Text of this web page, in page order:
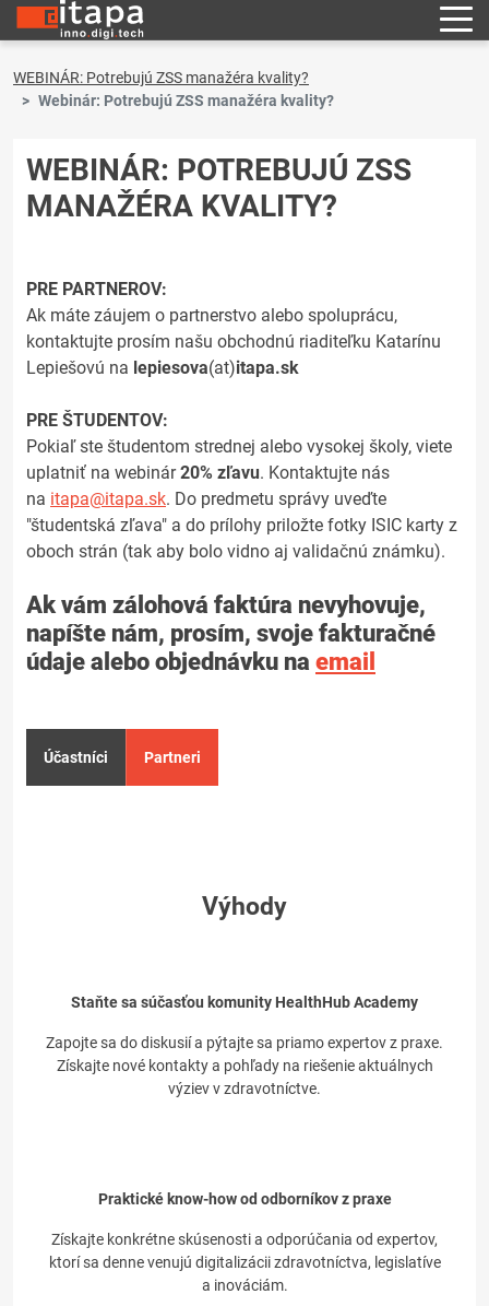
WEBINÁR: Potrebujú ZSS manažéra kvality?
Webinár: Potrebujú ZSS manažéra kvality?
WEBINÁR: POTREBUJÚ ZSS
MANAŽÉRA KVALITY?
PRE PARTNEROV:
Ak máte záujem o partnerstvo alebo spoluprácu,
kontaktujte prosím našu obchodnú riaditeľku Katarínu
Lepiešovú na lepiesova(at)itapa.sk
PRE ŠTUDENTOV:
Pokiaľ ste študentom strednej alebo vysokej školy, viete
uplatniť na webinár20% zľavu. Kontaktujte nás
na itapa@itapa.sk. Do predmetu správy uveďte
"študentská zľava" a do prílohy priložte fotky ISIC karty z
oboch strán (tak aby bolo vidno aj validačnú známku).
Ak vám zálohová faktúra nevyhovuje,
napíšte nám, prosím, svoje fakturačné
údaje alebo objednávku na email
Účastníci Partneri
Výhody
Staňte sa súčasťou komunity HealthHub Academy
Zapojte sa do diskusií a pýtajte sa priamo expertov z praxe.
Získajte nové kontakty a pohľady na riešenie aktuálnych
výziev v zdravotníctve.
Praktické know-how od odborníkov z praxe
Získajte konkrétne skúsenosti a odporúčania od expertov,
ktorí sa denne venujú digitalizácii zdravotníctva, legislatíve
a inováciám.